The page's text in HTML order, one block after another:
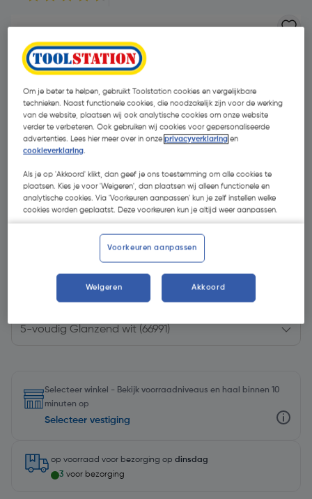
| Excl. btw € 19,83
Kies productvariant(4)
Selecteer winkel - Bekijk voorraadniveaus en haal binnen 10
minuten op
Selecteer vestiging
op voorraad voor bezorging op dinsdag
3 voor bezorging
Om je beter te helpen, gebruikt Toolstation cookies en vergelijkbare
technieken. Naast functionele cookies, die noodzakelijk zijn voor de werking
van de website, plaatsen wij ook analytische cookies om onze website
verder te verbeteren. Ook gebruiken wij cookies voor gepersonaliseerde
advertenties. Lees hier meer over in onzeprivacyverklaring en
cookieverklaring.
Als je op 'Akkoord' klikt, dan geef je ons toestemming om alle cookies te
plaatsen. Kies je voor 'Weigeren', dan plaatsen wij alleen functionele en
analytische cookies. Via 'Voorkeuren aanpassen' kun je zelf instellen welke
cookies worden geplaatst. Deze voorkeuren kun je altijd weer aanpassen.
Voorkeuren aanpassen
Weigeren Akkoord